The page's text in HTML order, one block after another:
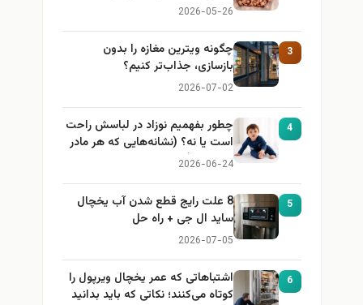
2026-05-26
3
چگونه ویترین مغازه را بدون
بازسازی، جذاب‌تر کنیم؟
2026-07-02
4
چطور بفهمیم نوزاد در لباسش راحت
است یا نه؟ (نشانه‌هایی که هر مادر
باید بداند)
2026-06-24
5
8 علت رایج قطع شدن آب یخچال
ساید ال جی + راه حل
2026-07-05
6
اشتباهاتی که عمر یخچال ویرپول را
کوتاه می‌کنند؛ نکاتی که باید بدانید